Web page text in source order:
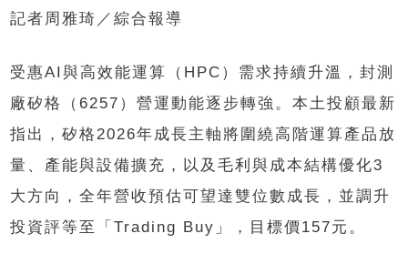
記者周雅琦／綜合報導
受惠AI與高效能運算（HPC）需求持續升溫，封測
廠矽格（6257）營運動能逐步轉強。本土投顧最新
指出，矽格2026年成長主軸將圍繞高階運算產品放
量、產能與設備擴充，以及毛利與成本結構優化3
大方向，全年營收預估可望達雙位數成長，並調升
投資評等至「Trading Buy」，目標價157元。